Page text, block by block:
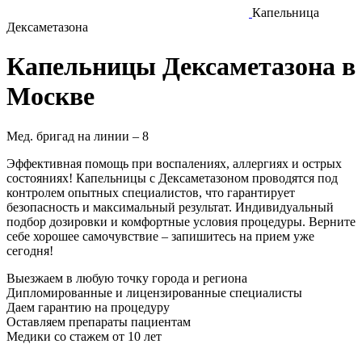
Капельница
Дексаметазона
Капельницы Дексаметазона в
Москве
Мед. бригад на линии – 8
Эффективная помощь при воспалениях, аллергиях и острых
состояниях! Капельницы с Дексаметазоном проводятся под
контролем опытных специалистов, что гарантирует
безопасность и максимальный результат. Индивидуальный
подбор дозировки и комфортные условия процедуры. Верните
себе хорошее самочувствие – запишитесь на прием уже
сегодня!
Выезжаем в любую точку города и региона
Дипломированные и лицензированные специалисты
Даем гарантию на процедуру
Оставляем препараты пациентам
Медики со стажем от 10 лет